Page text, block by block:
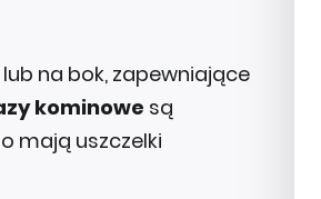
na bok, zapewniające
kominowe są
mają uszczelki